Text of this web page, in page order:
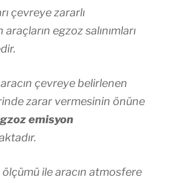
çevreye zararlı
egzoz salınımları
çevreye belirlenen
zarar vermesinin önüne
emisyon
ile aracın atmosfere